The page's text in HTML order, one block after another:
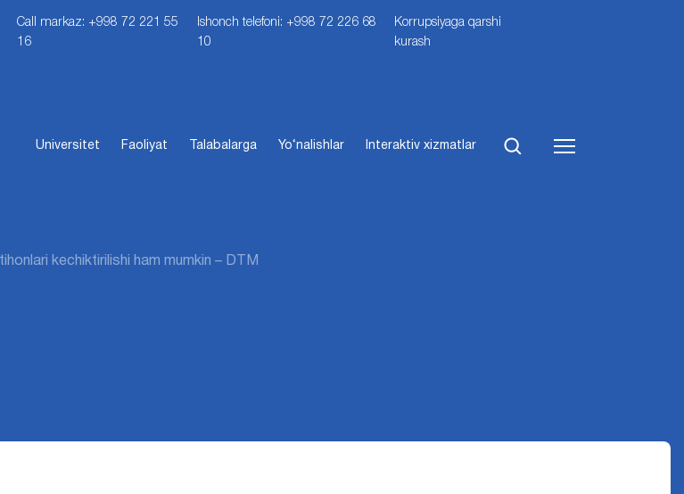
Call markaz: +998 72 221 55
16
Ishonch telefoni: +998 72 226 68
10
Korrupsiyaga qarshi
kurash
Universitet Faoliyat Talabalarga Yo‘nalishlar Interaktiv xizmatlar
kechiktirilishi ham mumkin – DTM